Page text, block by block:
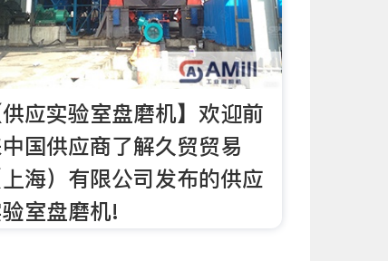
供应实验室盘磨机】欢迎前
国供应商了解久贸贸易
上海）有限公司发布的供应
室盘磨机!